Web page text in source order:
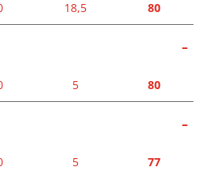
18,5 80
-
5 80
-
5 77